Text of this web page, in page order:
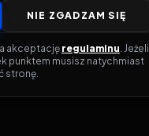
NIE ZGADZAM SIĘ
akceptację regulaminu. Jeżeli
punktem musisz natychmiast
stronę.